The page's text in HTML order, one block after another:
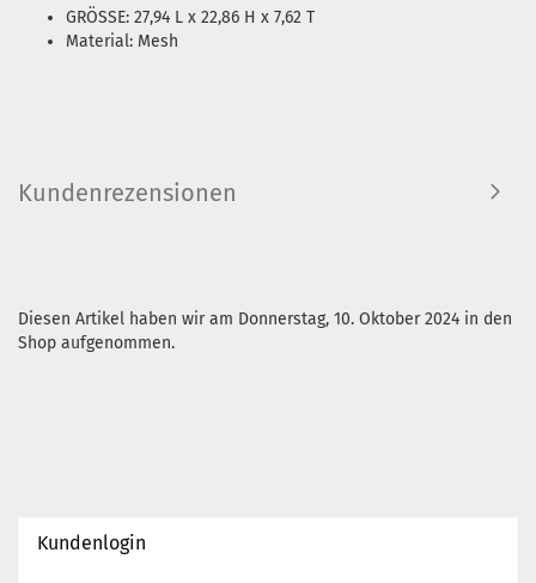
GRÖSSE: 27,94 L x 22,86 H x 7,62 T
Material: Mesh
Kundenrezensionen
Diesen Artikel haben wir am Donnerstag, 10. Oktober 2024 in den
Shop aufgenommen.
Kundenlogin